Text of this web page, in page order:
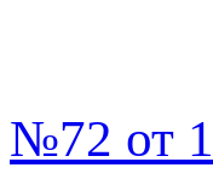
№72 от